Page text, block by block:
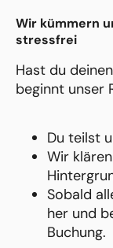
Wir kümmern
stressfrei
Hast du
beginnt unser
Du teilst
Wir
Sobald
her und
Buchung.